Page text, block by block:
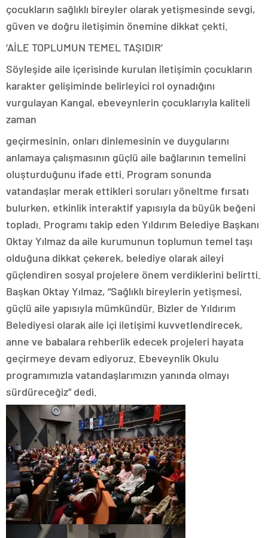
çocukların sağlıklı bireyler olarak yetişmesinde sevgi,
güven ve doğru iletişimin önemine dikkat çekti.
‘AİLE TOPLUMUN TEMEL TAŞIDIR’
Söyleşide aile içerisinde kurulan iletişimin çocukların
karakter gelişiminde belirleyici rol oynadığını
vurgulayan Kangal, ebeveynlerin çocuklarıyla kaliteli
zaman
geçirmesinin, onları dinlemesinin ve duygularını
anlamaya çalışmasının güçlü aile bağlarının temelini
oluşturduğunu ifade etti. Program sonunda
vatandaşlar merak ettikleri soruları yöneltme fırsatı
bulurken, etkinlik interaktif yapısıyla da büyük beğeni
topladı. Programı takip eden Yıldırım Belediye Başkanı
Oktay Yılmaz da aile kurumunun toplumun temel taşı
olduğuna dikkat çekerek, belediye olarak aileyi
güçlendiren sosyal projelere önem verdiklerini belirtti.
Başkan Oktay Yılmaz, “Sağlıklı bireylerin yetişmesi,
güçlü aile yapısıyla mümkündür. Bizler de Yıldırım
Belediyesi olarak aile içi iletişimi kuvvetlendirecek,
anne ve babalara rehberlik edecek projeleri hayata
geçirmeye devam ediyoruz. Ebeveynlik Okulu
programımızla vatandaşlarımızın yanında olmayı
sürdüreceğiz” dedi.